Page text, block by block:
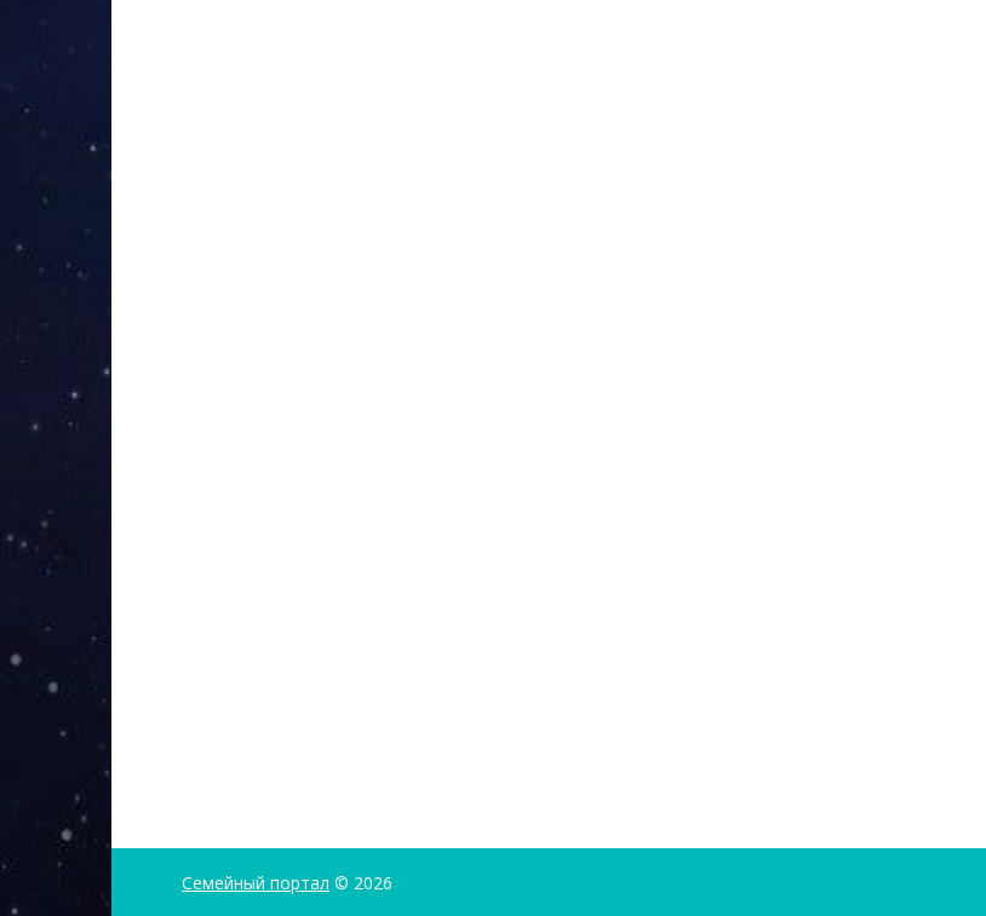
Семейный портал © 2026